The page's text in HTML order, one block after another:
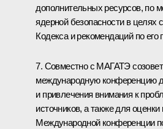
дополнительных ресурсов, по
ядерной безопасности в целях
Кодекса и рекомендаций по его
7. Совместно с МАГАТЭ созовет
международную конференцию
и привлечения внимания к
источников, а также для оценки
Международной конференции